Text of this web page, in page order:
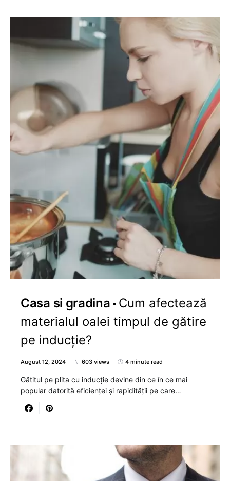
Casa si gradina
Cum afectează
materialul oalei timpul de gătire
pe inducție?
August 12, 2024 603 views 4 minute read
Gătitul pe plita cu inducție devine din ce în ce mai
popular datorită eficienței și rapidității pe care…